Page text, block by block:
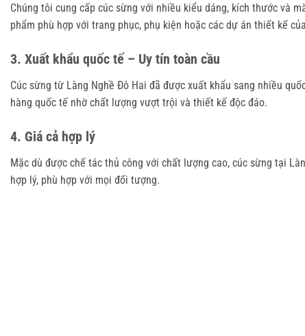
Chúng tôi cung cấp cúc sừng với nhiều kiểu dáng, kích thước và
phẩm phù hợp với trang phục, phụ kiện hoặc các dự án thiết kế
3. Xuất khẩu quốc tế – Uy tín toàn cầu
Cúc sừng từ Làng Nghề Đô Hai đã được xuất khẩu sang nhiều
hàng quốc tế nhờ chất lượng vượt trội và thiết kế độc đáo.
4. Giá cả hợp lý
Mặc dù được chế tác thủ công với chất lượng cao, cúc sừng tại
hợp lý, phù hợp với mọi đối tượng.